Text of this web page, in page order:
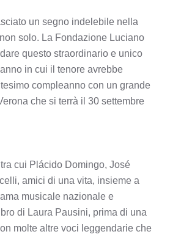
un segno indelebile nella
solo. La Fondazione Luciano
questo straordinario e unico
in cui il tenore avrebbe
compleanno con un grande
che si terrà il 30 settembre
cui Plácido Domingo, José
amici di una vita, insieme a
musicale nazionale e
di Laura Pausini, prima di una
molte altre voci leggendarie che